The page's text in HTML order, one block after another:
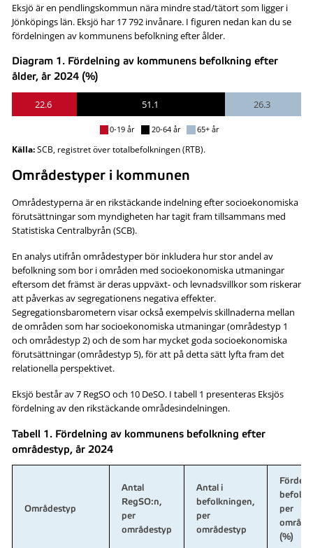
Eksjö är en pendlingskommun nära mindre stad/tätort som ligger i
Jönköpings län. Eksjö har 17 792 invånare. I figuren nedan kan du se
fördelningen av kommunens befolkning efter ålder.
Diagram 1. Fördelning av kommunens befolkning efter
ålder, år 2024 (%)
22.6 51.1 26.3
0-19 år 20-64 år 65+ år
Källa:SCB, registret över totalbefolkningen (RTB).
Områdestyper i kommunen
Områdestyperna är en rikstäckande indelning efter socioekonomiska
förutsättningar som myndigheten har tagit fram tillsammans med
Statistiska Centralbyrån (SCB).
En analys utifrån områdestyper bör inkludera hur stor andel av
befolkning som bor i områden med socioekonomiska utmaningar
eftersom det främst är deras uppväxt- och levnadsvillkor som riskerar
att påverkas av segregationens negativa effekter.
Segregationsbarometern visar också exempelvis skillnaderna mellan
de områden som har socioekonomiska utmaningar (områdestyp 1
och områdestyp 2) och de som har mycket goda socioekonomiska
förutsättningar (områdestyp 5), för att på detta sätt lyfta fram det
relationella perspektivet.
Eksjö består av 7 RegSO och 10 DeSO. I tabell 1 presenteras Eksjös
fördelning av den rikstäckande områdesindelningen.
Tabell 1. Fördelning av kommunens befolkning efter
områdestyp, år 2024
Områdestyp
Antal
RegSO:n,
per
områdestyp
Antal i
befolkningen,
per
områdestyp
per
(%)